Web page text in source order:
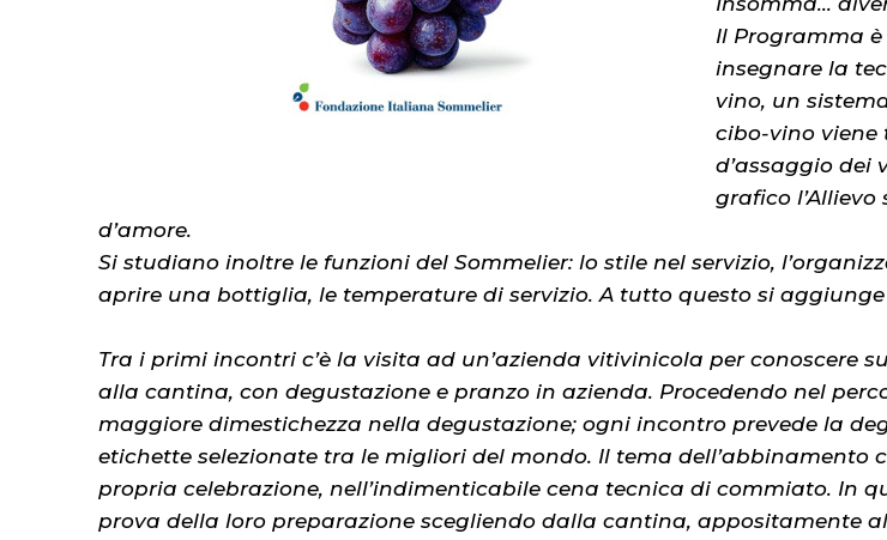
Il Programma
insegnare la
vino, un
cibo-vino
d’assaggio dei
grafico
d’amore.
Si studiano inoltre le funzioni del Sommelier: lo stile nel servizio,
aprire una bottiglia, le temperature di servizio. A tutto questo si
Tra i primi incontri c’è la visita ad un’azienda vitivinicola per
alla cantina, con degustazione e pranzo in azienda. Procedendo nel
maggiore dimestichezza nella degustazione; ogni incontro prevede la
etichette selezionate tra le migliori del mondo. Il tema
propria celebrazione, nell’indimenticabile cena tecnica di commiato. In
prova della loro preparazione scegliendo dalla cantina, appositamente